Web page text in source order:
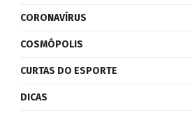
CORONAVÍRUS
COSMÓPOLIS
CURTAS DO ESPORTE
DICAS